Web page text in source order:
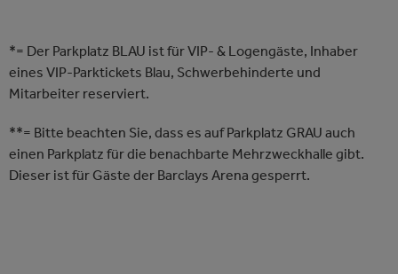
*= Der Parkplatz BLAU ist für VIP- & Logengäste, Inhaber
eines VIP-Parktickets Blau, Schwerbehinderte und
Mitarbeiter reserviert.
**= Bitte beachten Sie, dass es auf Parkplatz GRAU auch
einen Parkplatz für die benachbarte Mehrzweckhalle gibt.
Dieser ist für Gäste der Barclays Arena gesperrt.